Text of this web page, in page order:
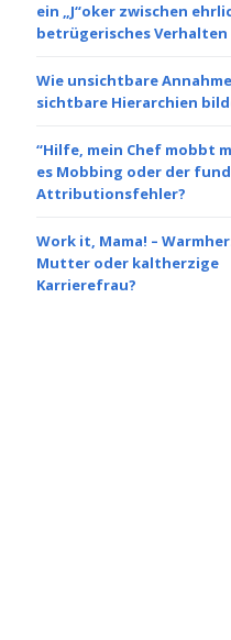
ein „J“oker zwischen
betrügerisches
Wie unsichtbare
sichtbare Hierarchien
“Hilfe, mein Chef mobbt
es Mobbing oder der
Attributionsfehler?
Work it, Mama! –
Mutter oder kaltherzige
Karrierefrau?